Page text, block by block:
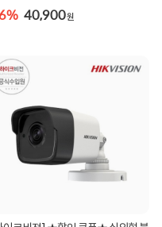
/고...40,900원